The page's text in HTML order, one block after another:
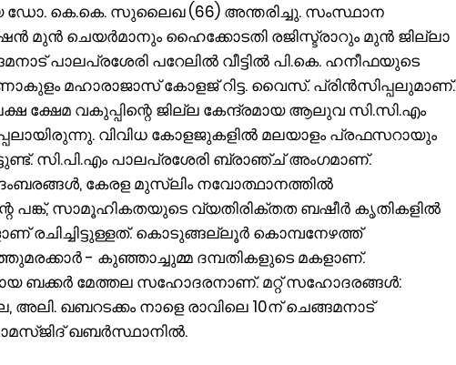
ഡോ. കെ.കെ. സുലൈഖ (66) അന്തരിച്ചു. സംസ്ഥാന
മുൻ ചെയർമാനും ഹൈക്കോടതി രജിസ്ട്രാറും മുൻ ജില്ലാ
പാലപ്രശേരി പറേലിൽ വീട്ടിൽ പി.കെ. ഹനീഫയുടെ
മഹാരാജാസ് കോളജ് റിട്ട. വൈസ്. പ്രിൻസിപ്പലുമാണ്.
ക്ഷേമ വകുപ്പിന്റെ ജില്ല കേന്ദ്രമായ ആലുവ സി.സി.എം
വിവിധ കോളജുകളിൽ മലയാളം പ്രഫസറായും
സി.പി.എം പാലപ്രശേരി ബ്രാഞ്ച് അംഗമാണ്.
കേരള മുസ്ലിം നവോത്ഥാനത്തിൽ
പങ്ക്, സാമൂഹികതയുടെ വ്യതിരിക്തത ബഷീർ കൃതികളിൽ
രചിച്ചിട്ടുള്ളത്. കൊടുങ്ങല്ലൂർ കൊമ്പനേഴത്ത്
- കുഞ്ഞാച്ചുമ്മ ദമ്പതികളുടെ മകളാണ്.
ബക്കർ മേത്തല സഹോദരനാണ്. മറ്റ് സഹോദരങ്ങൾ:
ഖബറടക്കം നാളെ രാവിലെ 10ന് ചെങ്ങമനാട്
ഖബർസ്ഥാനിൽ.